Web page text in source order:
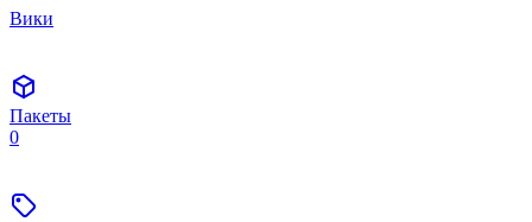
Вики
Пакеты
0